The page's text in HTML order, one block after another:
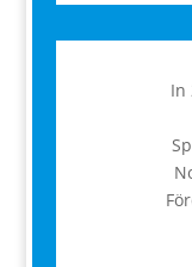
In